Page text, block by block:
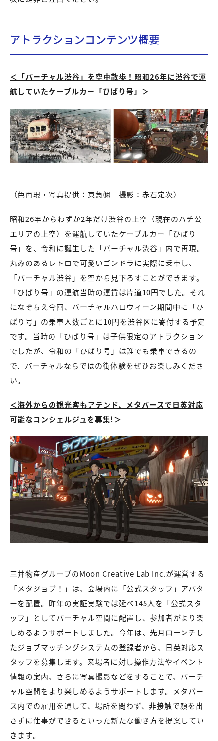
アトラクションコンテンツ概要
＜「バーチャル渋谷」を空中散歩！昭和26年に渋谷で運
航していたケーブルカー「ひばり号」＞
（色再現・写真提供：東急㈱ 撮影：赤石定次）
昭和26年からわずか2年だけ渋谷の上空（現在のハチ公
エリアの上空）を運航していたケーブルカー「ひばり
号」を、令和に誕生した「バーチャル渋谷」内で再現。
丸みのあるレトロで可愛いゴンドラに実際に乗車し、
「バーチャル渋谷」を空から見下ろすことができます。
「ひばり号」の運航当時の運賃は片道10円でした。それ
になぞらえ今回、バーチャルハロウィーン期間中に「ひ
ばり号」の乗車人数ごとに10円を渋谷区に寄付する予定
です。当時の「ひばり号」は子供限定のアトラクション
でしたが、令和の「ひばり号」は誰でも乗車できるの
で、バーチャルならではの街体験をぜひお楽しみくださ
い。
＜海外からの観光客もアテンド、メタバースで日英対応
可能なコンシェルジュを募集!＞
三井物産グループのMoon Creative Lab Inc.が運営する
「メタジョブ！」は、会場内に「公式スタッフ」アバタ
ーを配置。昨年の実証実験では延べ145人を「公式スタ
ッフ」としてバーチャル空間に配置し、参加者がより楽
しめるようサポートしました。今年は、先月ローンチし
たジョブマッチングシステムの登録者から、日英対応ス
タッフを募集します。来場者に対し操作方法やイベント
情報の案内、さらに写真撮影などをすることで、バーチ
ャル空間をより楽しめるようサポートします。メタバー
ス内での雇用を通して、場所を問わず、非接触で顔を出
さずに仕事ができるといった新たな働き方を提案してい
きます。